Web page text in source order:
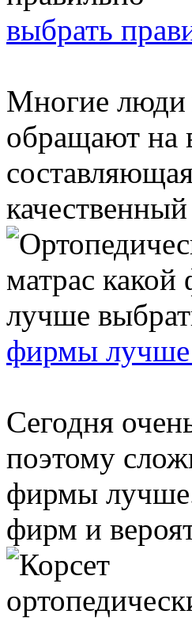
выбрать
Многие люди
обращают на
фирмы лучше
Сегодня
поэтому
фирмы
фирм и